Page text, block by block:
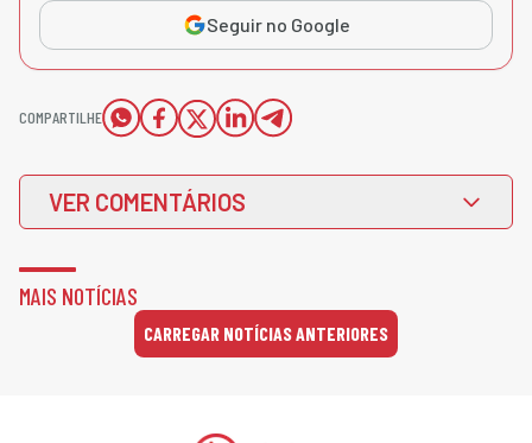
Seguir no Google
COMPARTILHE
VER COMENTÁRIOS
MAIS NOTÍCIAS
CARREGAR NOTÍCIAS ANTERIORES